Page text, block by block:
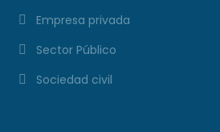
Empresa privada
Sector Público
Sociedad civil